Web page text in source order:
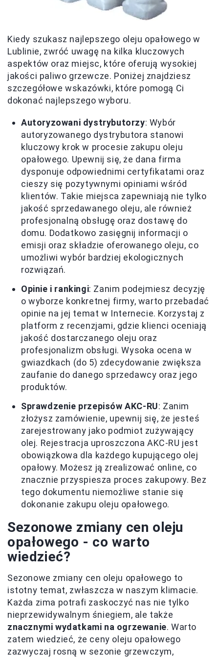
Kiedy szukasz najlepszego oleju opałowego w
Lublinie, zwróć uwagę na kilka kluczowych
aspektów oraz miejsc, które oferują wysokiej
jakości paliwo grzewcze. Poniżej znajdziesz
szczegółowe wskazówki, które pomogą Ci
dokonać najlepszego wyboru.
Autoryzowani dystrybutorzy: Wybór
autoryzowanego dystrybutora stanowi
kluczowy krok w procesie zakupu oleju
opałowego. Upewnij się, że dana firma
dysponuje odpowiednimi certyfikatami oraz
cieszy się pozytywnymi opiniami wśród
klientów. Takie miejsca zapewniają nie tylko
jakość sprzedawanego oleju, ale również
profesjonalną obsługę oraz dostawę do
domu. Dodatkowo zasięgnij informacji o
emisji oraz składzie oferowanego oleju, co
umożliwi wybór bardziej ekologicznych
rozwiązań.
Opinie i rankingi: Zanim podejmiesz decyzję
o wyborze konkretnej firmy, warto przebadać
opinie na jej temat w Internecie. Korzystaj z
platform z recenzjami, gdzie klienci oceniają
jakość dostarczanego oleju oraz
profesjonalizm obsługi. Wysoka ocena w
gwiazdkach (do 5) zdecydowanie zwiększa
zaufanie do danego sprzedawcy oraz jego
produktów.
Sprawdzenie przepisów AKC-RU: Zanim
złożysz zamówienie, upewnij się, że jesteś
zarejestrowany jako podmiot zużywający
olej. Rejestracja uproszczona AKC-RU jest
obowiązkowa dla każdego kupującego olej
opałowy. Możesz ją zrealizować online, co
znacznie przyspiesza proces zakupowy. Bez
tego dokumentu niemożliwe stanie się
dokonanie zakupu oleju opałowego.
Sezonowe zmiany cen oleju
opałowego - co warto
wiedzieć?
Sezonowe zmiany cen oleju opałowego to
istotny temat, zwłaszcza w naszym klimacie.
Każda zima potrafi zaskoczyć nas nie tylko
nieprzewidywalnym śniegiem, ale także
znacznymi wydatkami na ogrzewanie. Warto
zatem wiedzieć, że ceny oleju opałowego
zazwyczaj rosną w sezonie grzewczym,